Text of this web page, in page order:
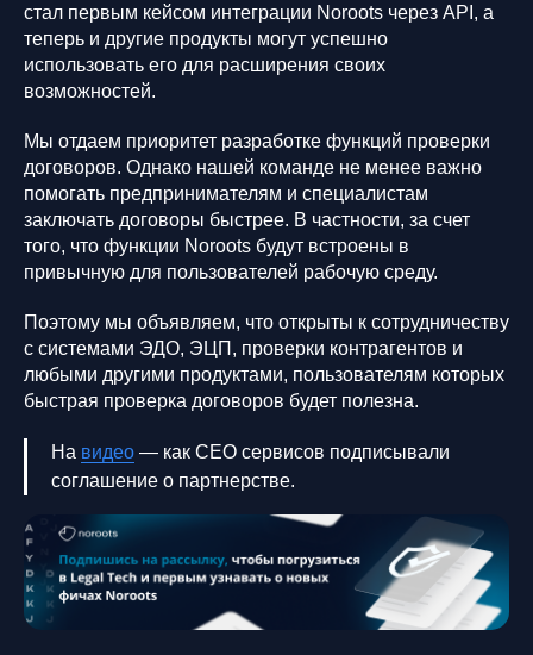
стал первым кейсом интеграции Noroots через API, а
теперь и другие продукты могут успешно
использовать его для расширения своих
возможностей.
Мы отдаем приоритет разработке функций проверки
договоров. Однако нашей команде не менее важно
помогать предпринимателям и специалистам
заключать договоры быстрее. В частности, за счет
того, что функции Noroots будут встроены в
привычную для пользователей рабочую среду.
Поэтому мы объявляем, что открыты к сотрудничеству
с системами ЭДО, ЭЦП, проверки контрагентов и
любыми другими продуктами, пользователям которых
быстрая проверка договоров будет полезна.
На видео — как CEO сервисов подписывали
соглашение о партнерстве.